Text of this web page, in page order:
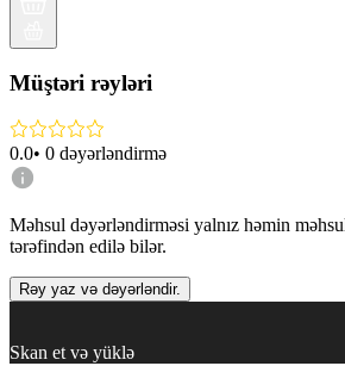
Müştəri rəyləri
0.0• 0 dəyərləndirmə
Məhsul dəyərləndirməsi yalnız həmin
tərəfindən edilə bilər.
Rəy yaz və dəyərləndir.
Skan et və yüklə